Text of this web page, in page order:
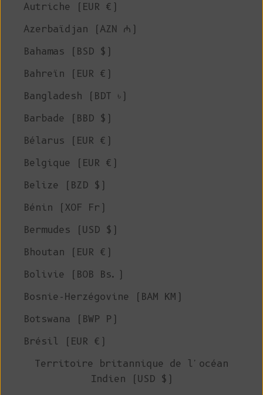
Autriche (EUR €)
Azerbaïdjan (AZN ₼)
Bahamas (BSD $)
Bahreïn (EUR €)
Bangladesh (BDT ৳)
Barbade (BBD $)
Bélarus (EUR €)
Belgique (EUR €)
Belize (BZD $)
Bénin (XOF Fr)
Bermudes (USD $)
Bhoutan (EUR €)
Bolivie (BOB Bs.)
Bosnie-Herzégovine (BAM КМ)
Botswana (BWP P)
Brésil (EUR €)
Territoire britannique de l'océan
Indien (USD $)